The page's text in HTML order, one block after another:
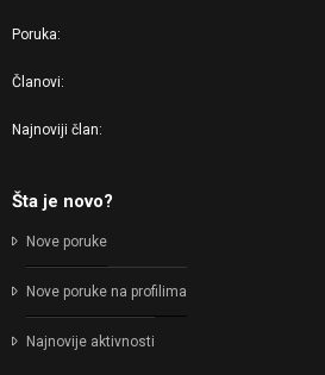
Poruka
Članovi
Najnoviji član
Šta je novo?
Nove poruke
Nove poruke na profilima
Najnovije aktivnosti